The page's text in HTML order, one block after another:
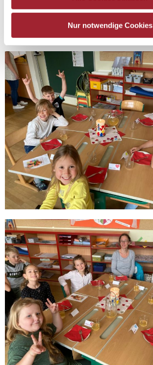
Nur notwendige Cookies